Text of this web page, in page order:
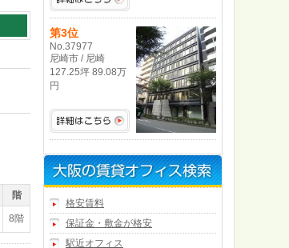
階
8階
第3位
No.37977
尼崎市 / 尼崎
127.25坪 89.08万
円
格安賃料
保証金・敷金が格安
駅近オフィス